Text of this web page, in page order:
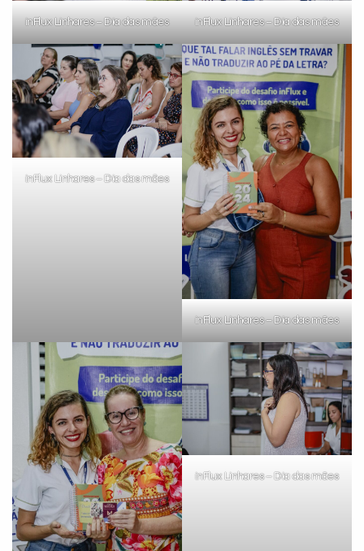
inFlux Linhares – Dia das mães inFlux Linhares – Dia das mães
inFlux Linhares – Dia das mães
inFlux Linhares – Dia das mães
inFlux Linhares – Dia das mães